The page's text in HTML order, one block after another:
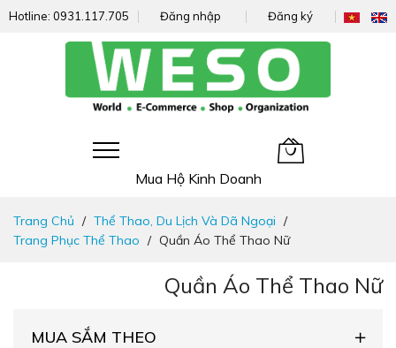
Hotline: 0931.117.705 Đăng nhập Đăng ký
Mua Hộ Kinh Doanh
nhanh
đến
Trang Chủ
Thể Thao, Du Lịch Và Dã Ngoại
Trang Phục Thể Thao
Quần Áo Thể Thao Nữ
Quần Áo Thể Thao Nữ
MUA SẮM THEO